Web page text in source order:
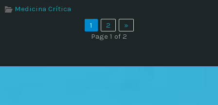
Medicina Crítica
1
2
»
Page 1 of 2